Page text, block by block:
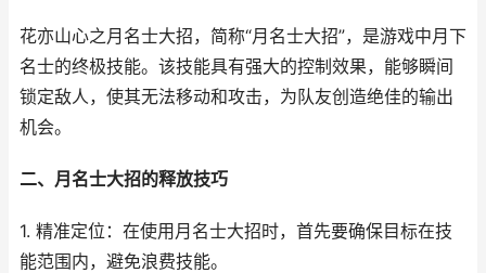
花亦山心之月名士大招，简称“月名士大招”，是游戏中月下
名士的终极技能。该技能具有强大的控制效果，能够瞬间
锁定敌人，使其无法移动和攻击，为队友创造绝佳的输出
机会。
二、月名士大招的释放技巧
1. 精准定位：在使用月名士大招时，首先要确保目标在技
能范围内，避免浪费技能。